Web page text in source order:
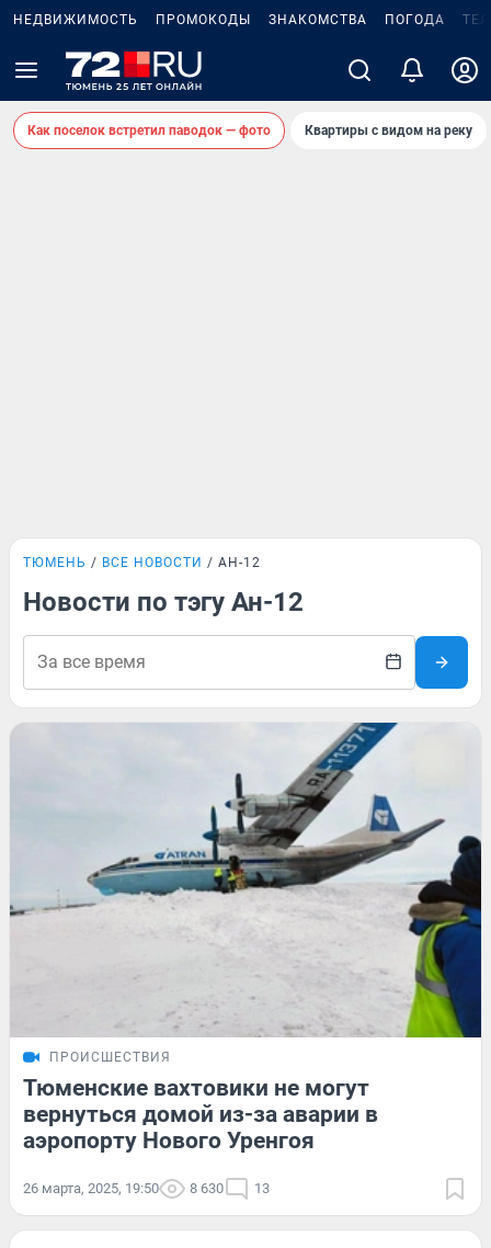
НЕДВИЖИМОСТЬ ПРОМОКОДЫ ЗНАКОМСТВА ПОГОДА
Как поселок встретил паводок — фото Квартиры с видом на реку
ТЮМЕНЬ ВСЕ НОВОСТИ АН-12
Новости по тэгу Ан-12
ПРОИСШЕСТВИЯ
Тюменские вахтовики не могут
вернуться домой из-за аварии в
аэропорту Нового Уренгоя
26 марта, 2025, 19:50 8 630 13